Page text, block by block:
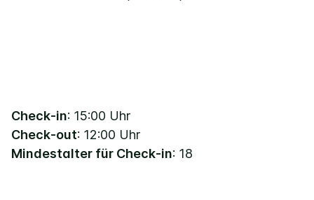
Check-in: 15:00 Uhr
Check-out: 12:00 Uhr
Mindestalter für Check-in: 18